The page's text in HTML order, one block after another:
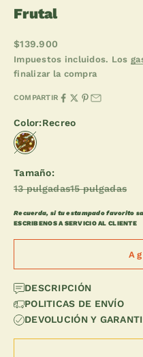
Frutal
Precio de oferta
$139.900
Impuestos incluidos. Los
finalizar la compra
COMPARTIR
Color:Recreo
Recreo
Tamaño:
13 pulgadas15 pulgadas
Recuerda, si tu estampado favorito
ESCRIBENOS A SERVICIO AL CLIENTE
DESCRIPCIÓN
POLITICAS DE ENVÍO
DEVOLUCIÓN Y